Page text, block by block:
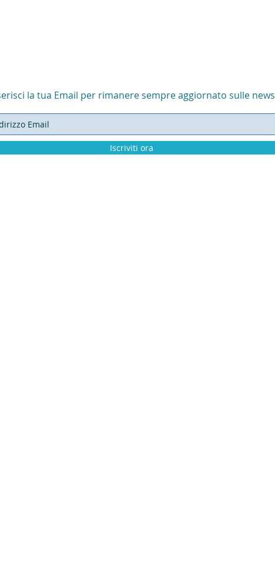
la tua Email per rimanere sempre aggiornato sulle news
Iscriviti ora